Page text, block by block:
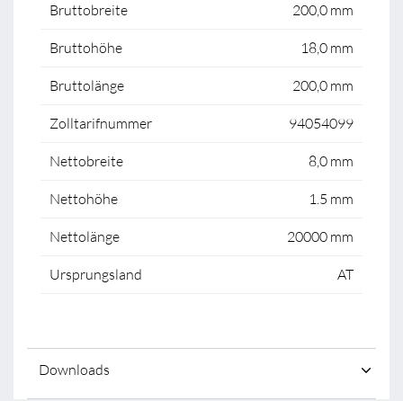
Bruttobreite 200,0 mm
Bruttohöhe 18,0 mm
Bruttolänge 200,0 mm
Zolltarifnummer 94054099
Nettobreite 8,0 mm
Nettohöhe 1.5 mm
Nettolänge 20000 mm
Ursprungsland AT
Downloads